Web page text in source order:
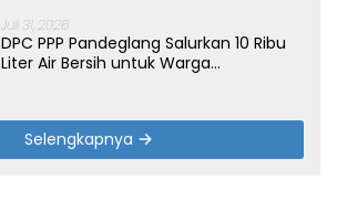
Juli 31, 2026
DPC PPP Pandeglang Salurkan 10 Ribu
Liter Air Bersih untuk Warga
Selengkapnya